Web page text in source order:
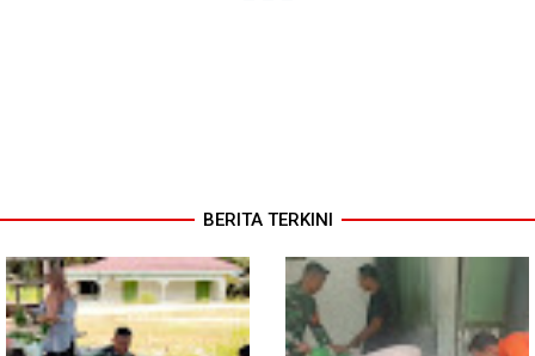
BERITA TERKINI